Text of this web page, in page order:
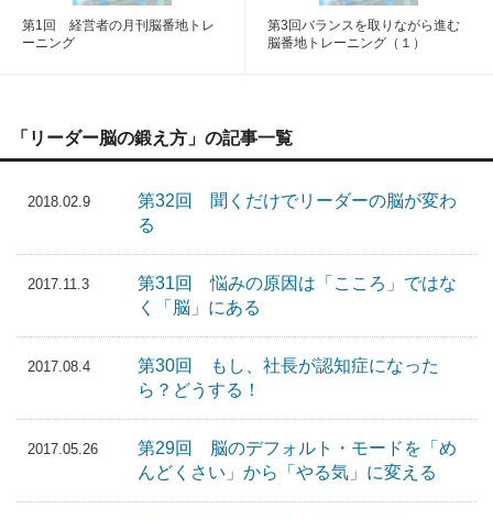
第1回 経営者の月刊脳番地トレ
ーニング
第3回バランスを取りながら進む
脳番地トレーニング（１）
「リーダー脳の鍛え方」の記事一覧
2018.02.9
第32回 聞くだけでリーダーの脳が変わ
る
2017.11.3
第31回 悩みの原因は「こころ」ではな
く「脳」にある
2017.08.4
第30回 もし、社長が認知症になった
ら？どうする！
2017.05.26
第29回 脳のデフォルト・モードを「め
んどくさい」から「やる気」に変える